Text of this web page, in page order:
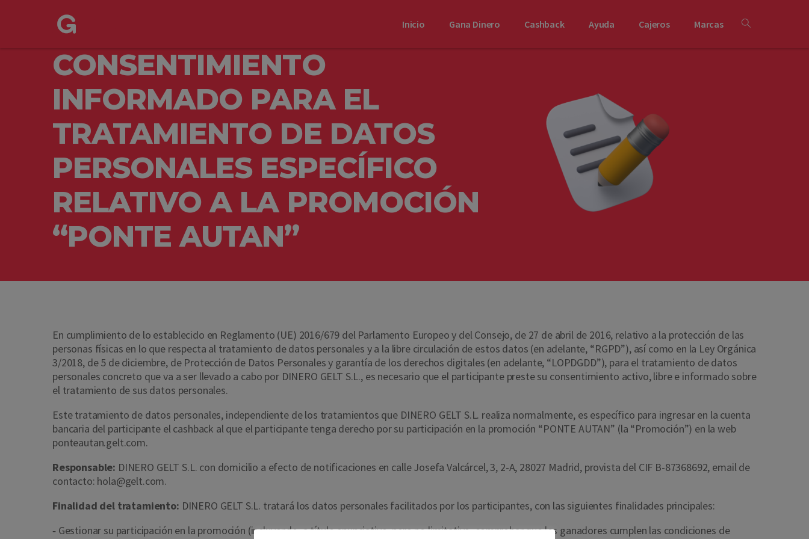
Inicio Gana Dinero Cashback Ayuda Cajeros Marcas
CONSENTIMIENTO
INFORMADO PARA EL
TRATAMIENTO DE DATOS
PERSONALES ESPECÍFICO
RELATIVO A LA PROMOCIÓN
“PONTE AUTAN”
En cumplimiento de lo establecido en Reglamento (UE) 2016/679 del Parlamento Europeo y del Consejo, de 27 de abril de 2016, relativo a la protección de las
personas físicas en lo que respecta al tratamiento de datos personales y a la libre circulación de estos datos (en adelante, “RGPD”), así como en la Ley Orgánica
3/2018, de 5 de diciembre, de Protección de Datos Personales y garantía de los derechos digitales (en adelante, “LOPDGDD”), para el tratamiento de datos
personales concreto que va a ser llevado a cabo por DINERO GELT S.L., es necesario que el participante preste su consentimiento activo, libre e informado sobre
el tratamiento de sus datos personales.
Este tratamiento de datos personales, independiente de los tratamientos que DINERO GELT S.L. realiza normalmente, es específico para ingresar en la cuenta
bancaria del participante el cashback al que el participante tenga derecho por su participación en la promoción “PONTE AUTAN” (la “Promoción”) en la web
ponteautan.gelt.com.
Responsable: DINERO GELT S.L. con domicilio a efecto de notificaciones en calle Josefa Valcárcel, 3, 2-A, 28027 Madrid, provista del CIF B-87368692, email de
contacto: hola@gelt.com.
Finalidad del tratamiento: DINERO GELT S.L. tratará los datos personales facilitados por los participantes, con las siguientes finalidades principales:
‐ Gestionar su participación en la promoción (incluyendo, a título enunciativo, pero no limitativo, comprobar que los ganadores cumplen las condiciones de